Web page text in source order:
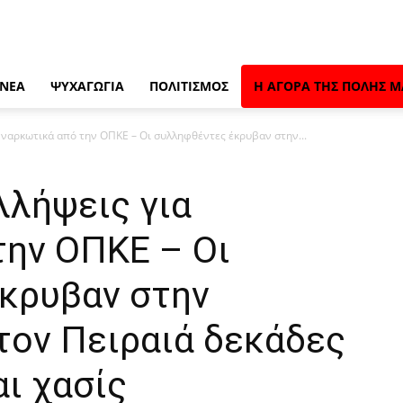
ΨΥΧΑΓΩΓΊΑ ΠΟΛΙΤΙΣΜΌΣ Η ΑΓΟΡΆ ΤΗΣ ΠΌΛΗΣ
ναρκωτικά από την ΟΠΚΕ – Οι συλληφθέντες έκρυβαν στην...
για
ΟΠΚΕ – Οι
στην
Πειραιά δεκάδες
χασίς